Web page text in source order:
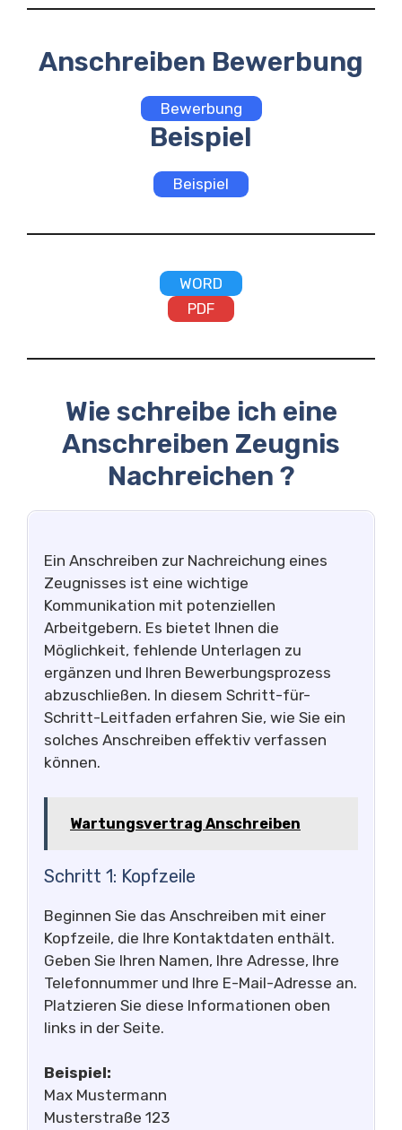
Anschreiben Bewerbung
Bewerbung
Beispiel
Beispiel
WORD
PDF
Wie schreibe ich eine
Anschreiben Zeugnis
Nachreichen ?
Ein Anschreiben zur Nachreichung eines
Zeugnisses ist eine wichtige
Kommunikation mit potenziellen
Arbeitgebern. Es bietet Ihnen die
Möglichkeit, fehlende Unterlagen zu
ergänzen und Ihren Bewerbungsprozess
abzuschließen. In diesem Schritt-für-
Schritt-Leitfaden erfahren Sie, wie Sie ein
solches Anschreiben effektiv verfassen
können.
Wartungsvertrag Anschreiben
Schritt 1: Kopfzeile
Beginnen Sie das Anschreiben mit einer
Kopfzeile, die Ihre Kontaktdaten enthält.
Geben Sie Ihren Namen, Ihre Adresse, Ihre
Telefonnummer und Ihre E-Mail-Adresse an.
Platzieren Sie diese Informationen oben
links in der Seite.
Beispiel:
Max Mustermann
Musterstraße 123